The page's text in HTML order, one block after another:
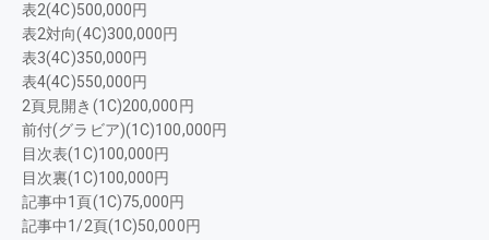
表2(4C)500,000円
表2対向(4C)300,000円
表3(4C)350,000円
表4(4C)550,000円
2頁見開き(1C)200,000円
前付(グラビア)(1C)100,000円
目次表(1C)100,000円
目次裏(1C)100,000円
記事中1頁(1C)75,000円
記事中1/2頁(1C)50,000円